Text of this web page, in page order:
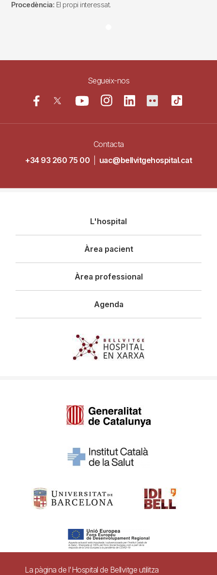
Procedència: El propi interessat.
Segueix-nos
Contacta
+34 93 260 75 00
uac@bellvitgehospital.cat
principal
L'hospital
Àrea pacient
Àrea professional
Agenda
La pàgina de l'Hospital de Bellvitge utilitza